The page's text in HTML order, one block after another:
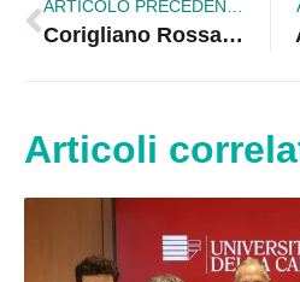
Corigliano Rossano, creare un’unione culturale e politica delle due comunità
Articoli